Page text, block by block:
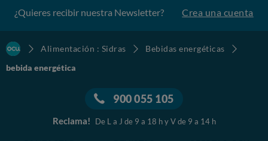
¿Quieres recibir nuestra Newsletter? Crea una cuenta
Alimentación : Sidras
Bebidas energéticas
bebida energética
900 055 105
Reclama! De L a J de 9 a 18 h y V de 9 a 14 h